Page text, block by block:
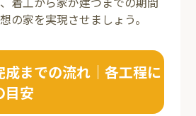
の家を実現させましょう。
までの流れ｜各工程に
目安